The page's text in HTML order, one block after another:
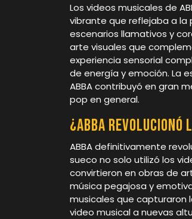
Los videos musicales de
vibrante que reflejaba a la
escenarios llamativos y
arte visuales que
experiencia sensorial
de energía y emoción. La
ABBA contribuyó en gran
pop en general.
¿ABBA
ABBA definitivamente
sueco no solo utilizó los
convirtieron en obras de
música pegajosa y
musicales que capturaron
video musical a nuevas